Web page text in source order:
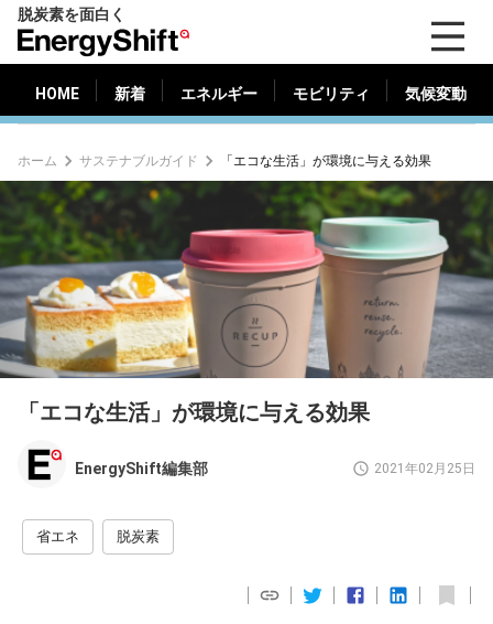
脱炭素を面白く
ナ
ジ
ー
フ
ト）
HOME 新着 エネルギー モビリティ 気候変動
新着 エネルギー 気候変動
ホーム サステナブルガイド 「エコな生活」が環境に与える効果
「エコな生活」が環境に与える効果
EnergyShift編集部 2021年02月25日
省エネ 脱炭素